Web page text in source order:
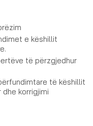
e këshillit
të përzgjedhur
të këshillit
korrigjimi